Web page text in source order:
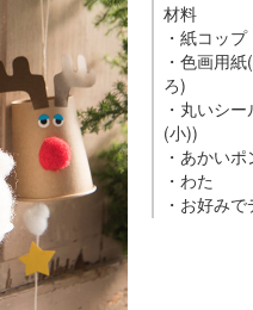
材料
・紙コップ
・色画用
ろ)
・丸いシ
(小))
・あかい
・わた
・お好み